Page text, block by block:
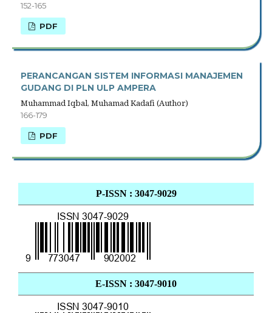
152-165
PDF
PERANCANGAN SISTEM INFORMASI MANAJEMEN
GUDANG DI PLN ULP AMPERA
Muhammad Iqbal, Muhamad Kadafi (Author)
166-179
PDF
P-ISSN : 3047-9029
E-ISSN : 3047-9010